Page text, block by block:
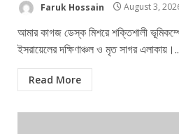
Faruk Hossain August 3,
আমার কাগজ ডেস্ক মিশরে শক্তিশালী
ইসরায়েলের দক্ষিণাঞ্চল ও মৃত সাগর
Read More